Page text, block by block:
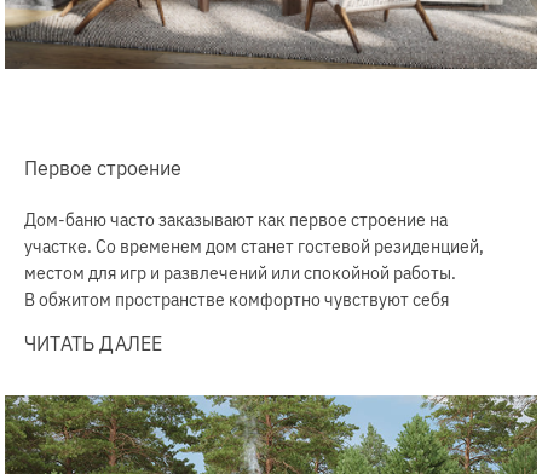
Первое строение
Дом-баню часто заказывают как первое строение на
участке. Со временем дом станет гостевой резиденцией,
местом для игр и развлечений или спокойной работы.
В обжитом пространстве комфортно чувствуют себя
ЧИТАТЬ ДАЛЕЕ